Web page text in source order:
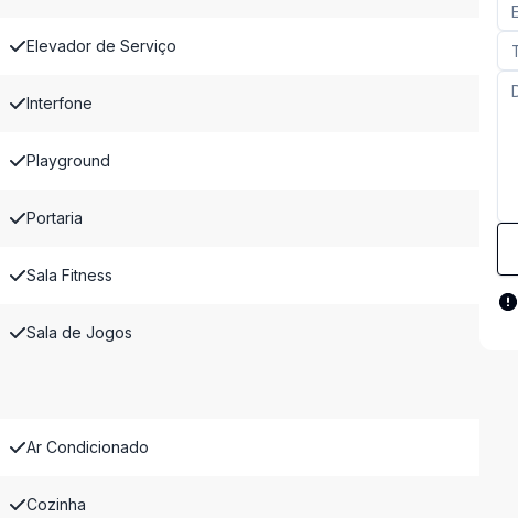
Elevador de Serviço
Interfone
Playground
Portaria
Sala Fitness
Sala de Jogos
Ar Condicionado
Cozinha